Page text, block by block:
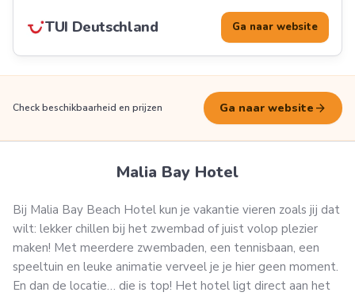
TUI Deutschland Ga naar website
Check beschikbaarheid en prijzen Ga naar website arrow_forward
Malia Bay Hotel
Bij Malia Bay Beach Hotel kun je vakantie vieren zoals jij dat
wilt: lekker chillen bij het zwembad of juist volop plezier
maken! Met meerdere zwembaden, een tennisbaan, een
speeltuin en leuke animatie verveel je je hier geen moment.
En dan de locatie… die is top! Het hotel ligt direct aan het